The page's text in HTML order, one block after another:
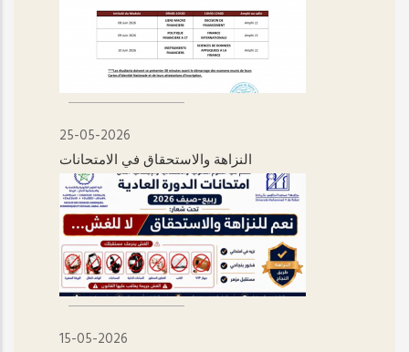
25-05-2026
النزاهة والاستحقاق في الامتحانات
15-05-2026